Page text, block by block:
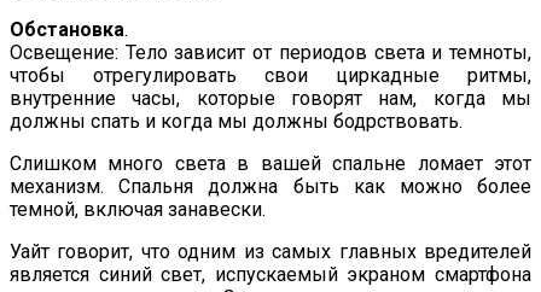
Обстановка.
Освещение: Тело зависит от периодов света и темноты,
чтобы отрегулировать свои циркадные ритмы,
внутренние часы, которые говорят нам, когда мы
должны спать и когда мы должны бодрствовать.
Слишком много света в вашей спальне ломает этот
механизм. Спальня должна быть как можно более
темной, включая занавески.
Уайт говорит, что одним из самых главных вредителей
является синий свет, испускаемый экраном смартфона